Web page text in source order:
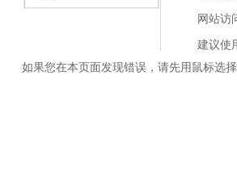
网站访
建议使
如果您在本页面发现错误，请先用鼠标选